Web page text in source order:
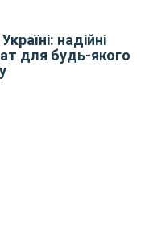
надійні
для будь-якого